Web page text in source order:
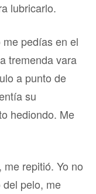
lubricarlo.
me pedías en el
tremenda vara
a punto de
su
hediondo. Me
me repitió. Yo no
pelo, me